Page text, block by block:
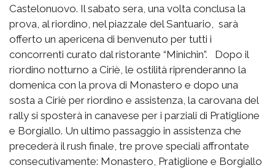
Castelonuovo. Il sabato sera, una volta conclusa la
prova, al riordino, nel piazzale del Santuario, sarà
offerto un apericena di benvenuto per tutti i
concorrenti curato dal ristorante “Minichin”. Dopo il
riordino notturno a Ciriè, le ostilità riprenderanno la
domenica con la prova di Monastero e dopo una
sosta a Ciriè per riordino e assistenza, la carovana del
rally si sposterà in canavese per i parziali di Pratiglione
e Borgiallo. Un ultimo passaggio in assistenza che
precederà il rush finale, tre prove speciali affrontate
consecutivamente: Monastero, Pratiglione e Borgiallo